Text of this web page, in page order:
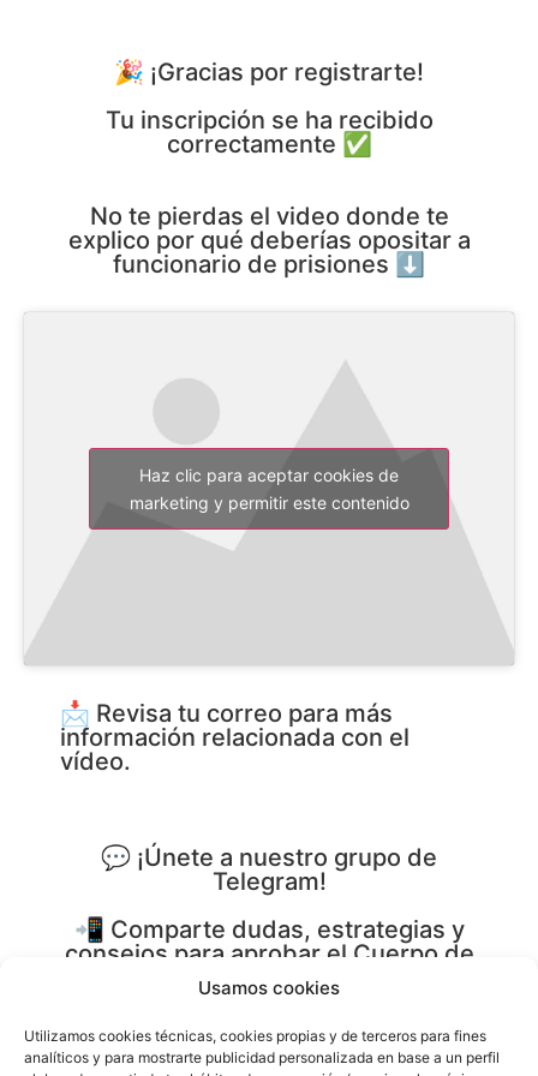
Usamos cookies
Utilizamos cookies técnicas, cookies propias y de terceros para fines
analíticos y para mostrarte publicidad personalizada en base a un perfil
🎉 ¡Gracias por registrarte!
Tu inscripción se ha recibido
correctamente ✅
No te pierdas el video donde te
explico por qué deberías opositar a
funcionario de prisiones ⬇️
Haz clic para aceptar cookies de
marketing y permitir este contenido
📩 Revisa tu correo para más
información relacionada con el
vídeo.
‎💬 ¡Únete a nuestro grupo de
Telegram!
📲 Comparte dudas, estrategias y
consejos para aprobar el Cuerpo de
Ayudantes en 2026.
🤝 Conecta con otros opositores y
recibe apoyo durante tu